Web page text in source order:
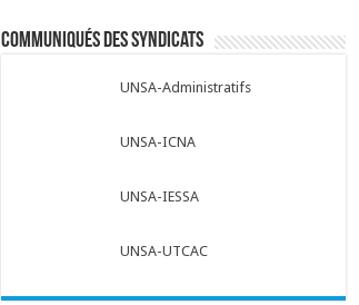
Communiqués des syndicats
UNSA-Administratifs
UNSA-ICNA
UNSA-IESSA
UNSA-UTCAC